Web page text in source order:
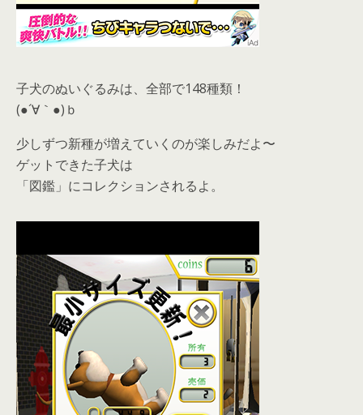
子犬のぬいぐるみは、全部で148種類！
(●´∀｀●)ｂ
少しずつ新種が増えていくのが楽しみだよ〜
ゲットできた子犬は
「図鑑」にコレクションされるよ。